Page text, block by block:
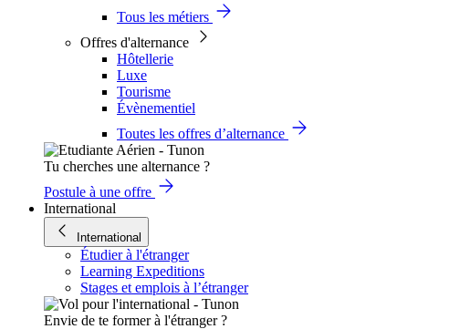
Tous les métiers
Offres d'alternance
Hôtellerie
Luxe
Tourisme
Évènementiel
Toutes les offres d’alternance
Tu cherches une alternance ?
Postule à une offre
International
International
Étudier à l'étranger
Learning Expeditions
Stages et emplois à l’étranger
Envie de te former à l'étranger ?